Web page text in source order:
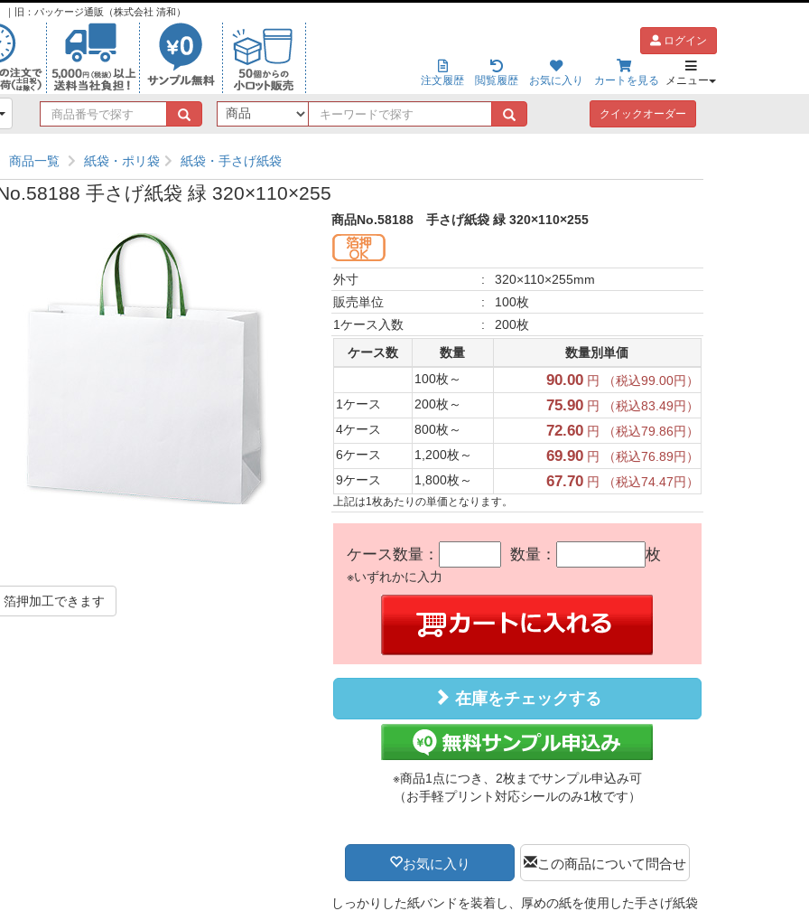
旧：パッケージ通販（株式会社 清和）
ログイン
注文履歴 閲覧履歴 お気に入り カートを見る メニュー
商
品
号
で
探
キ
ー
ド
探
クイックオーダー
商品一覧 紙袋・ポリ袋 紙袋・手さげ紙袋
手さげ紙袋 緑 320×110×255
箔押加工できます
商品No.58188 手さげ紙袋 緑 320×110×255
外寸 :
320×110×255mm
販売単位
:
100枚
1ケース入数
:
200枚
ケース数
数量
数量別単価
100枚～
90.00円 （税込99.00円）
1ケース
200枚～ 75.90円 （税込83.49円）
4ケース
800枚～ 72.60円 （税込79.86円）
6ケース
1,200枚～ 69.90円 （税込76.89円）
9ケース
1,800枚～ 67.70円 （税込74.47円）
上記は1枚あたりの単価となります。
ケース数量： 数量： 枚
※いずれかに入力
在庫をチェックする
※商品1点につき、2枚までサンプル申込み可
（お手軽プリント対応シールのみ1枚です）
お気に入り この商品について問合せ
しっかりした紙バンドを装着し、厚めの紙を使用した手さげ紙袋